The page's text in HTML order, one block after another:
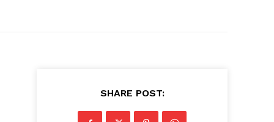
SHARE POST: